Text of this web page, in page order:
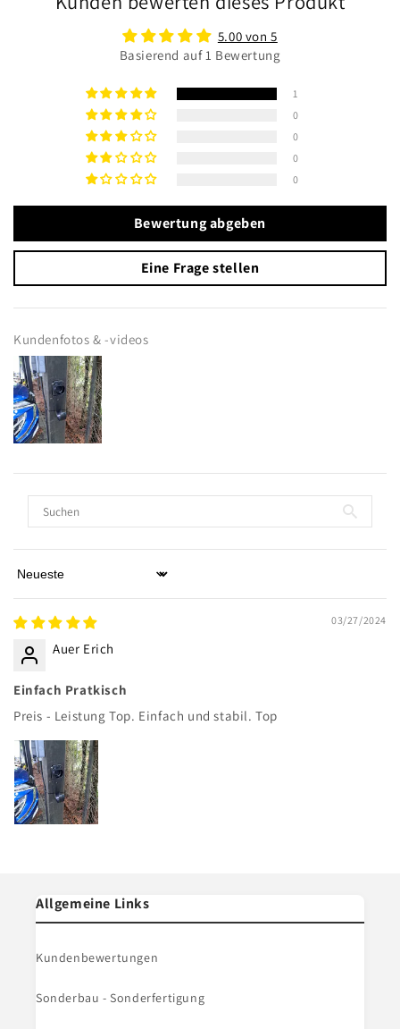
5.00 von 5
Basierend auf 1 Bewertung
1
0
0
0
0
Bewertung abgeben
Eine Frage stellen
Kundenfotos & -videos
Sort by
03/27/2024
Auer Erich
Einfach Pratkisch
Preis - Leistung Top. Einfach und stabil. Top
Allgemeine Links
Kundenbewertungen
Sonderbau - Sonderfertigung